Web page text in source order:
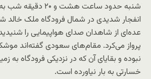
شنبه حدود ساعت هشت
انفجار شدیدی در شمال فرودگاه ملک خالد
عده‌ای از شاهدان صدای هواپیمایی را
پرواز می‌کرد. مقام‌های سعودی گفته‌اند
نبوده و بقایای آن که در نزدیکی فرودگاه به
خسارتی به بار نیاورده است.